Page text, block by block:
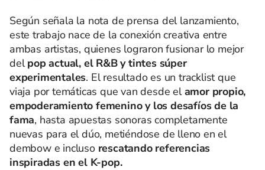
Según señala la nota de prensa del lanzamiento,
este trabajo nace de la conexión creativa entre
ambas artistas, quienes lograron fusionar lo mejor
delpop actual, el R&B y tintes súper
experimentales. El resultado es un tracklist que
viaja por temáticas que van desde elamor propio,
empoderamiento femenino y los desafíos de la
fama, hasta apuestas sonoras completamente
nuevas para el dúo, metiéndose de lleno en el
dembow e incluso rescatando referencias
inspiradas en el K-pop.